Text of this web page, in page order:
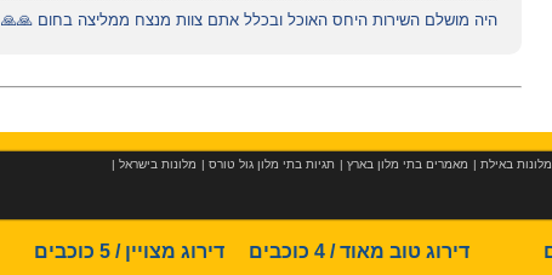
היה מושלם השירות היחס האוכל ובכלל אתם צוות מנצח ממליצה בחום 🙏🙏
מלונות באילת | מאמרים בתי מלון בארץ | תגיות בתי מלון גול טורס | מלונות בישראל |
דירוג טוב מאוד / 4 כוכבים דירוג מצויין / 5 כוכבים